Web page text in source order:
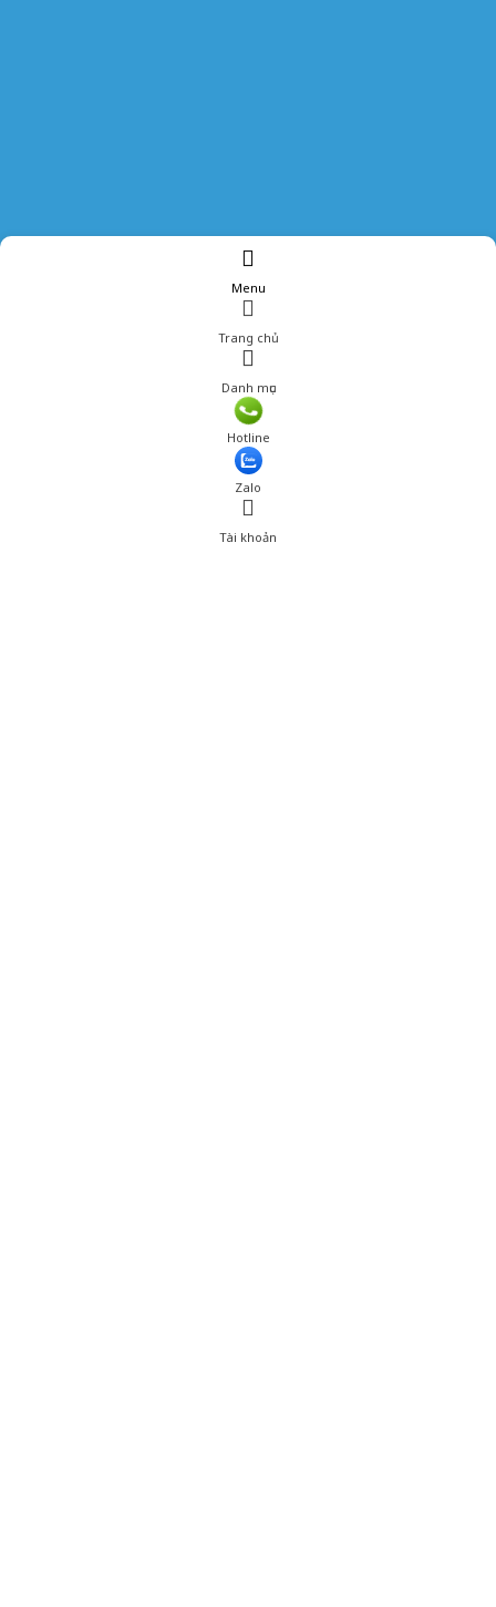
Menu
Trang chủ
Danh mục
Hotline
Zalo
Tài khoản